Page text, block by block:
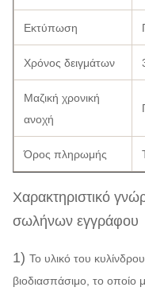
Εκτύπωση
Χρόνος δειγμάτων
Μαζική χρονική
ανοχή
Όρος πληρωμής
Χαρακτηριστικό
σωλήνων εγγράφου
1) Το υλικό του
βιοδιασπάσιμο, το οποίο